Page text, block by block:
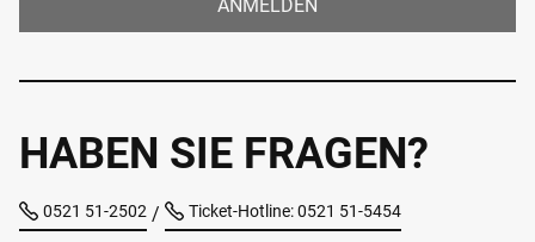
ANMELDEN
HABEN SIE FRAGEN?
0521 51-2502 / Ticket-Hotline: 0521 51-5454